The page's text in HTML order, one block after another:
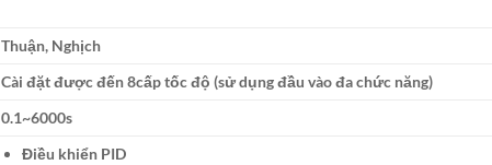
Thuận, Nghịch
Cài đặt được đến 8cấp tốc độ (sử dụng đầu vào đa chức năng)
0.1~6000s
Điều khiển PID